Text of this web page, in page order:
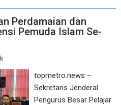
Perdamaian dan
Pemuda Islam Se-
topmetro.news –
Sekretaris Jenderal
Pengurus Besar Pelajar